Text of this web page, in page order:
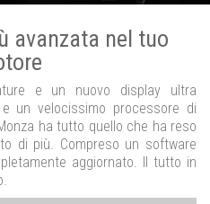
avanzata nel tuo
e un nuovo display ultra
un velocissimo processore di
ha tutto quello che ha reso
di più. Compreso un software
aggiornato. Il tutto in